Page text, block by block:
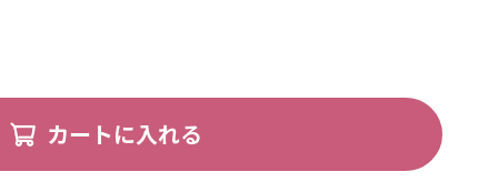
カートに入れる